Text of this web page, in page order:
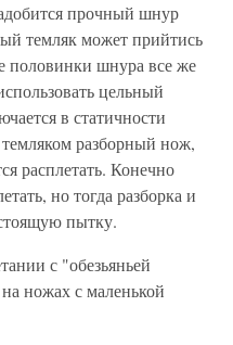
прочный шнур
темляк может прийтись
половинки шнура все же
цельный
в статичности
разборный нож,
расплетать. Конечно
но тогда разборка и
пытку.
с "обезьяньей
ножах с маленькой